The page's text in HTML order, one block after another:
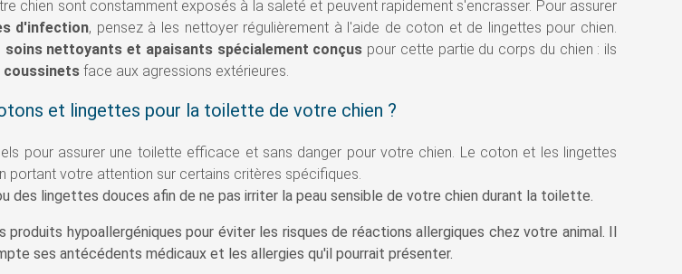
chien sont constamment exposés à la saleté et peuvent rapidement s'encrasser. Pour assurer
d'infection, pensez à les nettoyer régulièrement à l'aide de coton et de lingettes pour chien.
soins nettoyants et apaisants spécialement conçus pour cette partie du corps du chien : ils
coussinets face aux agressions extérieures.
et lingettes pour la toilette de votre chien ?
pour assurer une toilette efficace et sans danger pour votre chien. Le coton et les lingettes
portant votre attention sur certains critères spécifiques.
des lingettes douces afin de ne pas irriter la peau sensible de votre chien durant la toilette.
produits hypoallergéniques pour éviter les risques de réactions allergiques chez votre animal. Il
ses antécédents médicaux et les allergies qu'il pourrait présenter.